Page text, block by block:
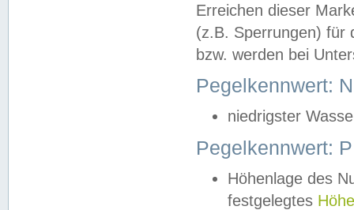
Erreichen dieser
(z.B. Sperrungen) für
bzw. werden bei
Pegelkennwert:
niedrigster
Pegelkennwert:
Höhenlage des
festgelegtes